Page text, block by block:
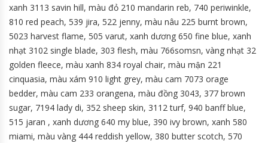
xanh 3113 savin hill, màu đỏ 210 mandarin reb, 740 periwinkle,
810 red peach, 539 jira, 522 jenny, màu nâu 225 burnt brown,
5023 harvest flame, 505 varut, xanh dương 650 fine blue, xanh
nhạt 3102 single blade, 303 flesh, màu 766somsn, vàng nhạt 32
golden fleece, màu xanh 834 royal chair, màu mận 221
cinquasia, màu xám 910 light grey, màu cam 7073 orage
bedder, màu cam 233 orangena, màu đồng 3043, 377 brown
sugar, 7194 lady di, 352 sheep skin, 3112 turf, 940 banff blue,
515 jaran , xanh dương 640 my blue, 390 ivy brown, xanh 580
miami, màu vàng 444 reddish yellow, 380 butter scotch, 570